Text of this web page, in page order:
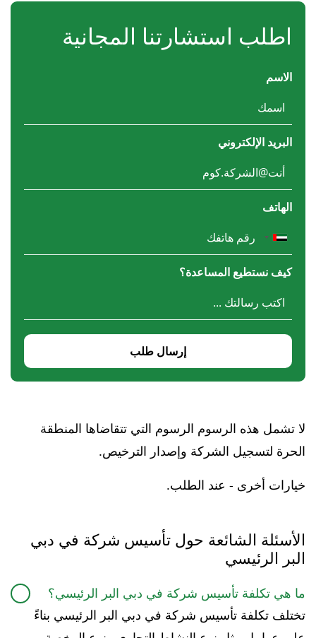
اطلب استشارتنا المجانية
الاسم
البريد الإلكتروني
الهاتف
كيف نستطيع المساعدة؟
إرسال طلب
لا تشمل هذه الرسوم الرسوم التي تتقاضاها المنطقة
الحرة لتسجيل الشركة وإصدار الترخيص.
خيارات أخرى - عند الطلب.
الأسئلة الشائعة حول تأسيس شركة في دبي
البر الرئيسي
ما هي تكلفة تأسيس شركة في دبي البر الرئيسي؟
تختلف تكلفة تأسيس شركة في دبي البر الرئيسي بناءً